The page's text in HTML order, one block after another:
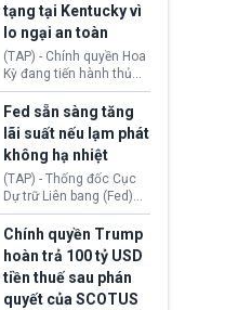
buộc dùng sức ép tài
chính để đổi lấy sự ủng
chính trị từ Liên đoàn
Bóng đá Jordan. Trước
áp lực dồn dập, FIFA phải
tổ chức cuộc họp khẩn ở
Morocco.
tạng tại Kentucky vì
lo ngại an toàn
(TAP) - Chính quyền Hoa
Kỳ đang tiến hành thủ
tục thu hồi chứng nhận
hoạt động của tổ chức
hiến tạng Network for
Hope (bang Kentucky).
Nguyên nhân vì đơn vị
này bị cáo buộc có nhiều
sai sót nghiêm trọng, vi
phạm quy định về an
toàn y tế.
Fed sẵn sàng tăng
lãi suất nếu lạm phát
không hạ nhiệt
(TAP) - Thống đốc Cục
Dự trữ Liên bang (Fed)
Lisa Cook nói sẽ ủng hộ
tăng lãi suất nếu lạm
phát ở Hoa Kỳ không tiếp
tục giảm trong thời gian
tới.
Chính quyền Trump
hoàn trả 100 tỷ USD
tiền thuế sau phán
quyết của SCOTUS